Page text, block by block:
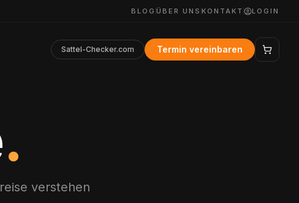
BLOG ÜBER UNS KONTAKT LOGIN
Sattel-Checker.com Termin vereinbaren
.
verstehen